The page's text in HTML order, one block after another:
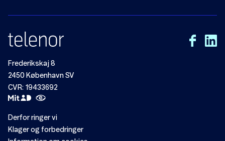
Frederikskaj 8
2450 København SV
CVR: 19433692
Derfor ringer vi
Klager og forbedringer